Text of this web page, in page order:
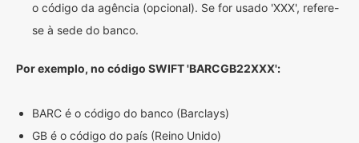
o código da agência (opcional). Se for usado 'XXX', refere-
se à sede do banco.
Por exemplo, no código SWIFT 'BARCGB22XXX':
BARC é o código do banco (Barclays)
GB é o código do país (Reino Unido)